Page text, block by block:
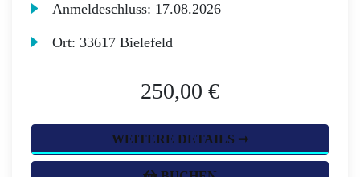
Anmeldeschluss: 17.08.2026
Ort:33617 Bielefeld
250,00 €
WEITERE DETAILS ➞